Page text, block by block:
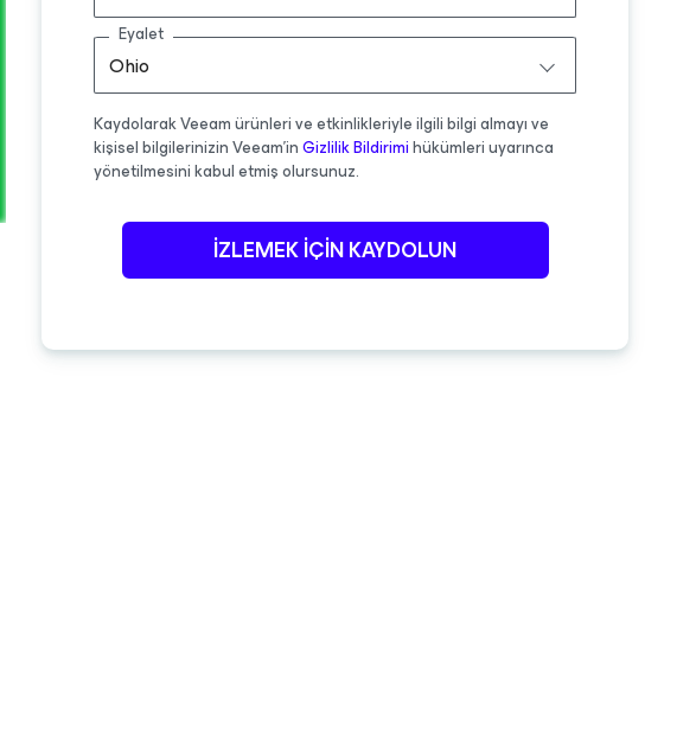
Ohio
Eyalet
Kaydolarak Veeam ürünleri ve etkinlikleriyle ilgili bilgi almayı ve
kişisel bilgilerinizin Veeam'inGizlilik Bildirimihükümleri uyarınca
yönetilmesini kabul etmiş olursunuz.
İZLEMEK IÇIN KAYDOLUN